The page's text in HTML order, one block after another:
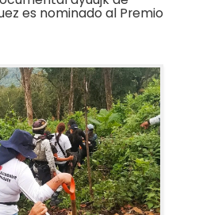
es nominado al Premio